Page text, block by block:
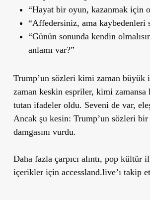
“Hayat bir oyun, kazanmak için
“Affedersiniz, ama kaybedenleri
“Günün sonunda kendin
anlamı var?”
Trump’un sözleri kimi zaman büyük
zaman keskin espriler, kimi zamansa
tutan ifadeler oldu. Seveni de var,
Ancak şu kesin: Trump’un sözleri bir
damgasını vurdu.
Daha fazla çarpıcı alıntı, pop kültür
içerikler için accessland.live’ı takip